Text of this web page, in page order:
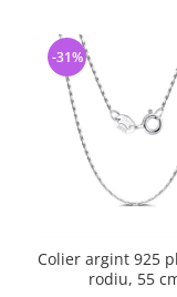
Colier argint 925
rodiu, 55
-31%